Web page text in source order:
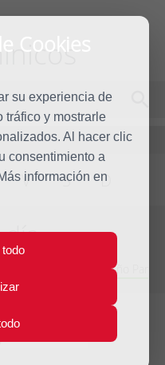
Cookies
su experiencia de
tráfico y mostrarle
Al hacer clic
consentimiento a
información en
V S D
día
Tiempo Ordinario - Año Par
comentario